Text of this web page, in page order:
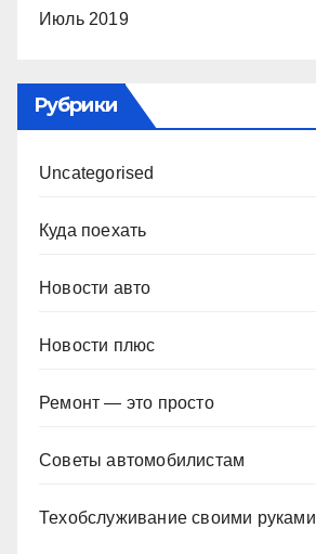
Июль 2019
Рубрики
Uncategorised
Куда поехать
Новости авто
Новости плюс
Ремонт — это просто
Советы автомобилистам
Техобслуживание своими руками